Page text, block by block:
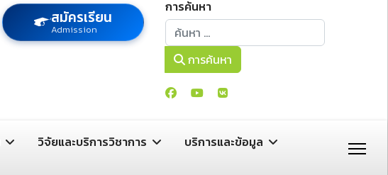
สมัครเรียน
Admission
การค้นหา
การค้นหา
การค้นหา
วิจัยและบริการวิชาการ บริการและข้อมูล